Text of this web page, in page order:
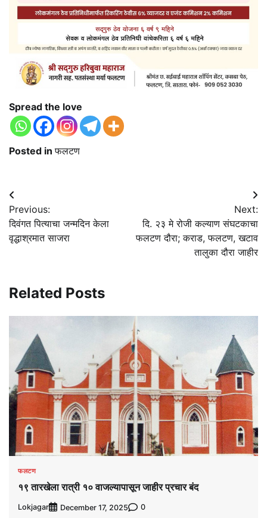
Spread the love
Posted inफलटण
Post
navigation
Previous:
दिवंगत पित्याचा जन्मदिन केला
वृद्धाश्रमात साजरा
Next:
दि. २३ मे रोजी कल्याण संघटकाचा
फलटण दौरा; कराड, फलटण, खटाव
तालुका दौरा जाहीर
Related Posts
फलटण
१९ तारखेला रात्री १० वाजल्यापासून जाहीर प्रचार बंद
Lokjagar December 17, 2025 0